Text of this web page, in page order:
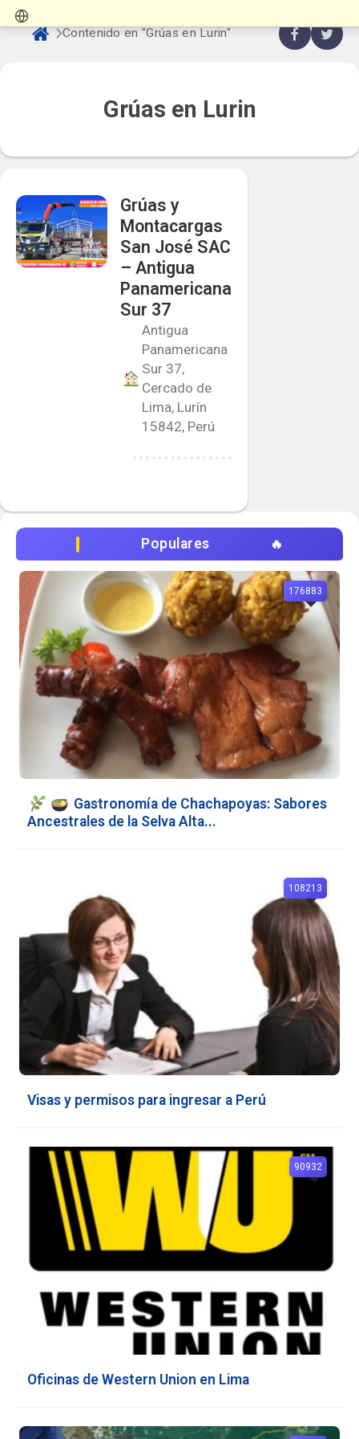
Contenido en "Grúas en Lurin"
Grúas en Lurin
Grúas y
Montacargas
San José SAC
– Antigua
Panamericana
Sur 37
Antigua
Panamericana
Sur 37,
Cercado de
Lima, Lurín
15842, Perú
Populares
Gastronomía de Chachapoyas: Sabores
Ancestrales de la Selva Alta...
176883
Visas y permisos para ingresar a Perú
108213
Oficinas de Western Union en Lima
90932